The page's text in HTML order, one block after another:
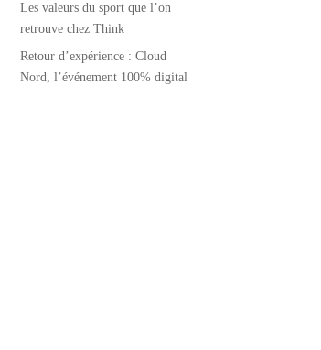
Les valeurs du sport que l’on
retrouve chez Think
Retour d’expérience : Cloud
Nord, l’événement 100% digital